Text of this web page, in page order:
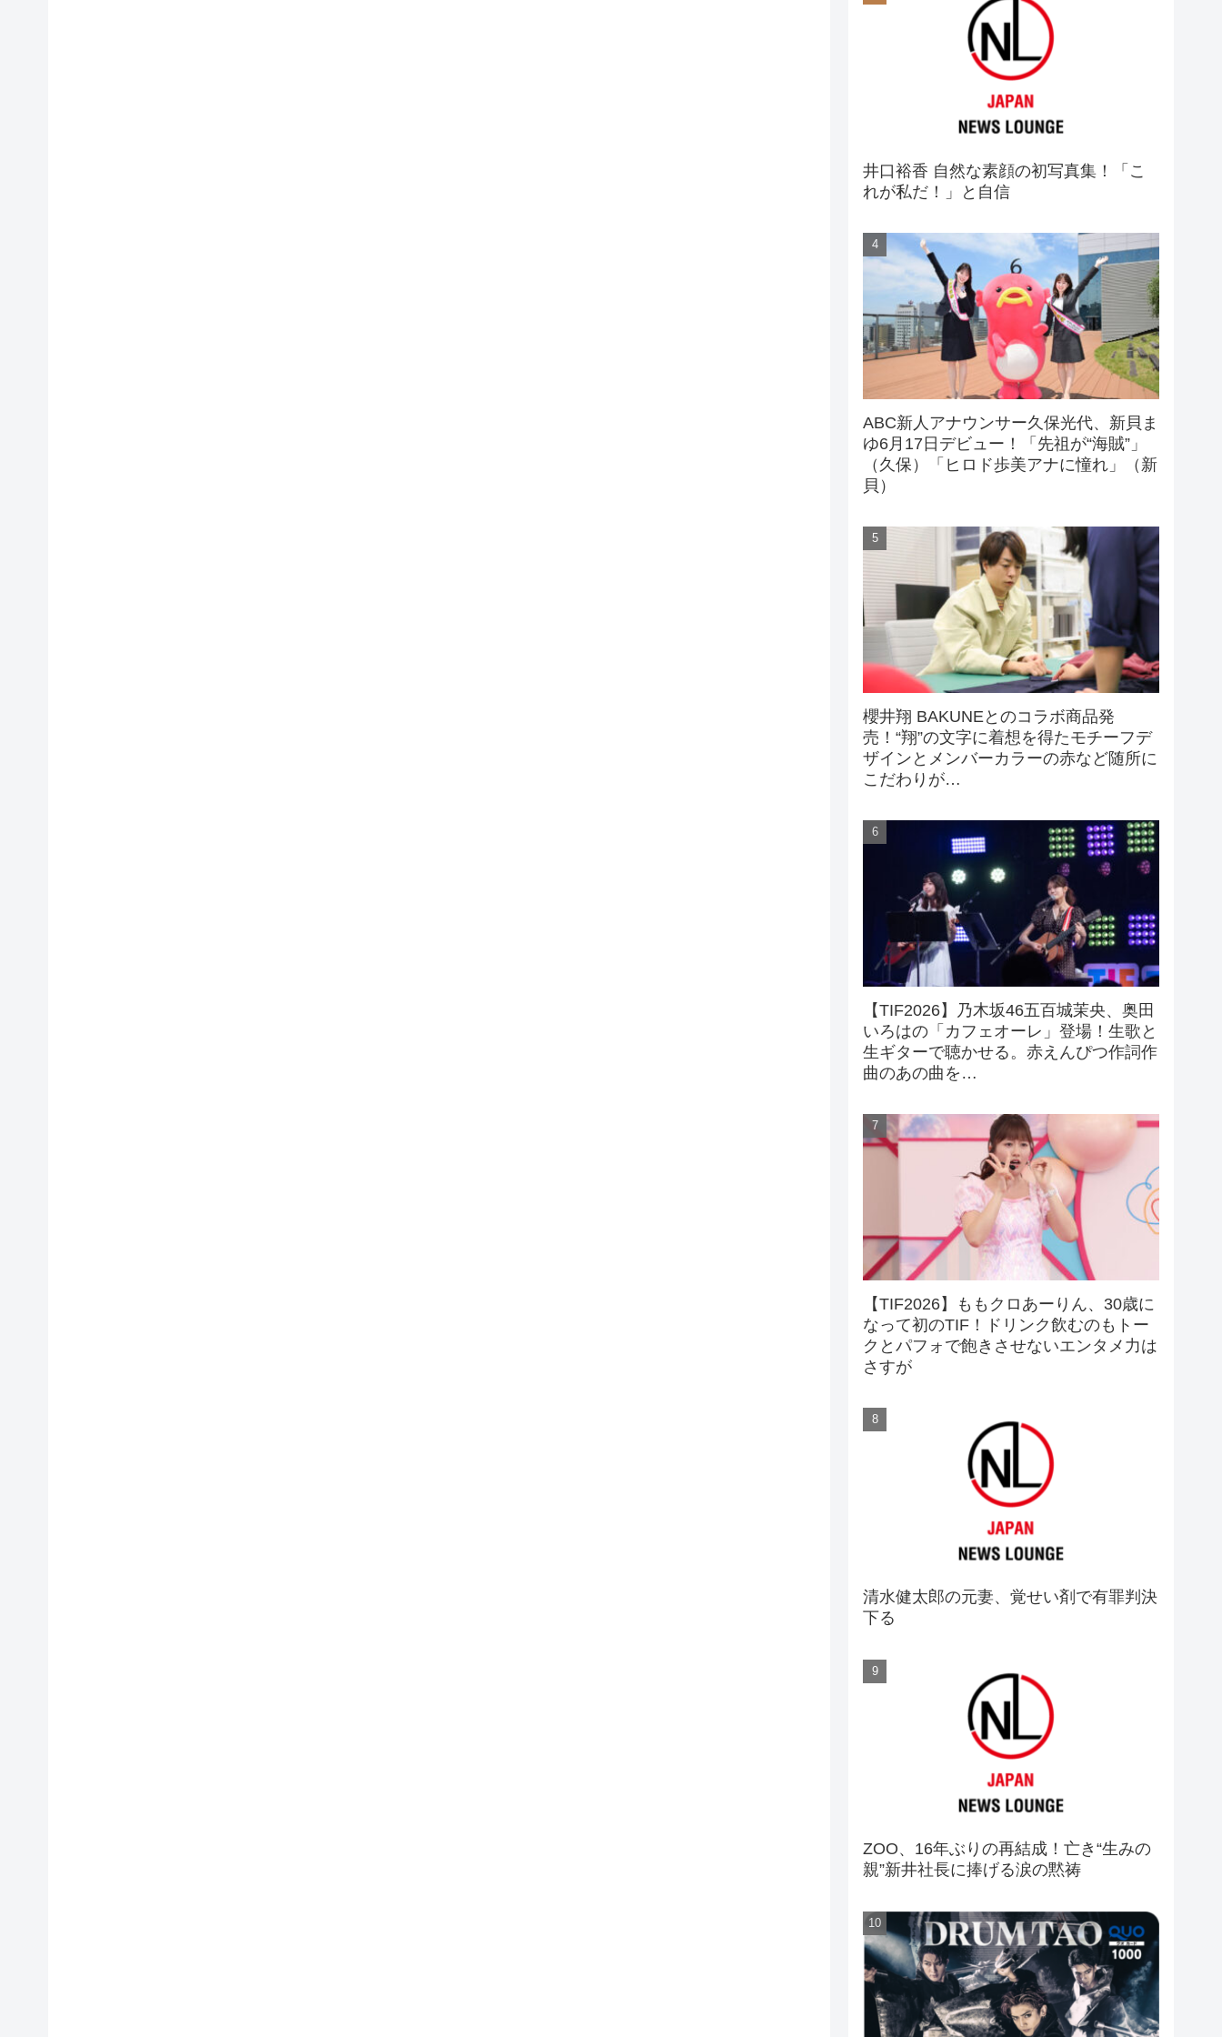
井口裕香 自然な素顔の初写真集！「こ
れが私だ！」と自信
ABC新人アナウンサー久保光代、新貝ま
ゆ6月17日デビュー！「先祖が“海賊”」
（久保）「ヒロド歩美アナに憧れ」（新
貝）
櫻井翔 BAKUNEとのコラボ商品発
売！“翔”の文字に着想を得たモチーフデ
ザインとメンバーカラーの赤など随所に
こだわりが…
【TIF2026】乃木坂46五百城茉央、奥田
いろはの「カフェオーレ」登場！生歌と
生ギターで聴かせる。赤えんぴつ作詞作
曲のあの曲を…
【TIF2026】ももクロあーりん、30歳に
なって初のTIF！ドリンク飲むのもトー
クとパフォで飽きさせないエンタメ力は
さすが
清水健太郎の元妻、覚せい剤で有罪判決
下る
ZOO、16年ぶりの再結成！亡き“生みの
親”新井社長に捧げる涙の黙祷